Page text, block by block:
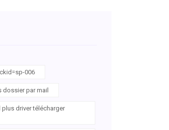
006
dossier par mail
driver télécharger